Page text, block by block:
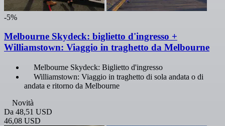
-5%
Melbourne Skydeck: biglietto d'ingresso +
Williamstown: Viaggio in traghetto da Melbourne
Melbourne Skydeck: Biglietto d'ingresso
Williamstown: Viaggio in traghetto di sola andata o di
andata e ritorno da Melbourne
Novità
Da 48,51 USD
46,08 USD